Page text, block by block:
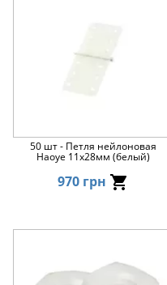
50 шт - Петля нейлоновая
Haoye 11x28мм (белый)
970 грн